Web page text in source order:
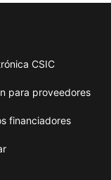
CSIC
para proveedores
financiadores